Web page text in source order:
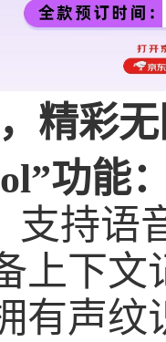
精彩
功能
支持语
上下
有声